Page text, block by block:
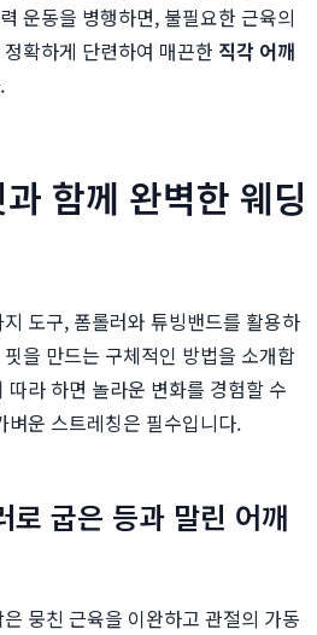
운동을 병행하면, 불필요한 근육의
확하게 단련하여 매끈한 직각 어깨
함께 완벽한 웨딩
도구, 폼롤러와 튜빙밴드를 활용하
을 만드는 구체적인 방법을 소개합
라 하면 놀라운 변화를 경험할 수
벼운 스트레칭은 필수입니다.
로 굽은 등과 말린 어깨
뭉친 근육을 이완하고 관절의 가동